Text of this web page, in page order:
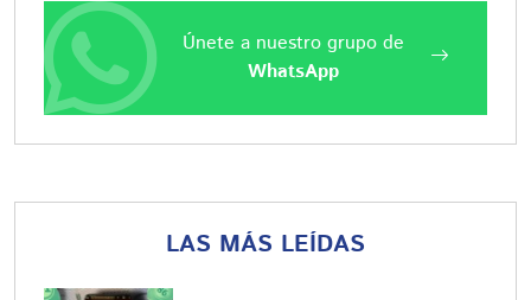
Únete a nuestro grupo de
WhatsApp
LAS MÁS LEÍDAS